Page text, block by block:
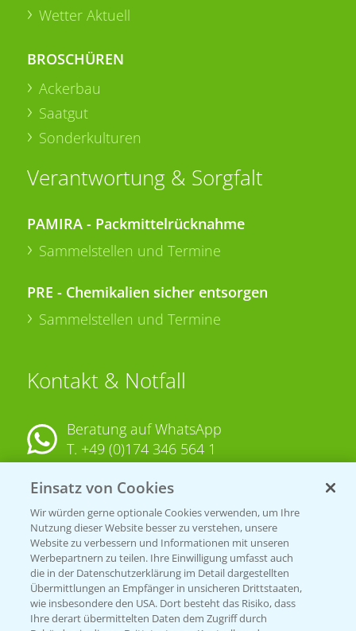
Wetter Aktuell
BROSCHÜREN
Ackerbau
Saatgut
Sonderkulturen
Verantwortung & Sorgfalt
PAMIRA - Packmittelrücknahme
Sammelstellen und Termine
PRE - Chemikalien sicher entsorgen
Sammelstellen und Termine
Kontakt & Notfall
Beratung auf WhatsApp
T. +49 (0)174 346 564 1
KONTAKT
Hilfe in Notfällen
T.+49 (0)214/30-20220
Einsatz von Cookies
Wir würden gerne optionale Cookies verwenden, um Ihre
Nutzung dieser Website besser zu verstehen, unsere
Website zu verbessern und Informationen mit unseren
Werbepartnern zu teilen. Ihre Einwilligung umfasst auch
die in der Datenschutzerklärung im Detail dargestellten
Übermittlungen an Empfänger in unsicheren Drittstaaten,
wie insbesondere den USA. Dort besteht das Risiko, dass
Ihre derart übermittelten Daten dem Zugriff durch